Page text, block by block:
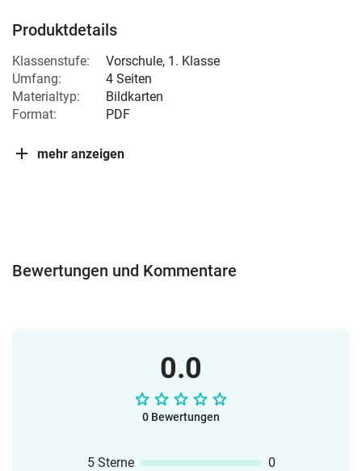
Produktdetails
Klassenstufe: Vorschule, 1. Klasse
Umfang:
4 Seiten
Materialtyp:
Bildkarten
Format:
PDF
mehr anzeigen
Bewertungen und Kommentare
0.0
0 Bewertungen
5 Sterne
0